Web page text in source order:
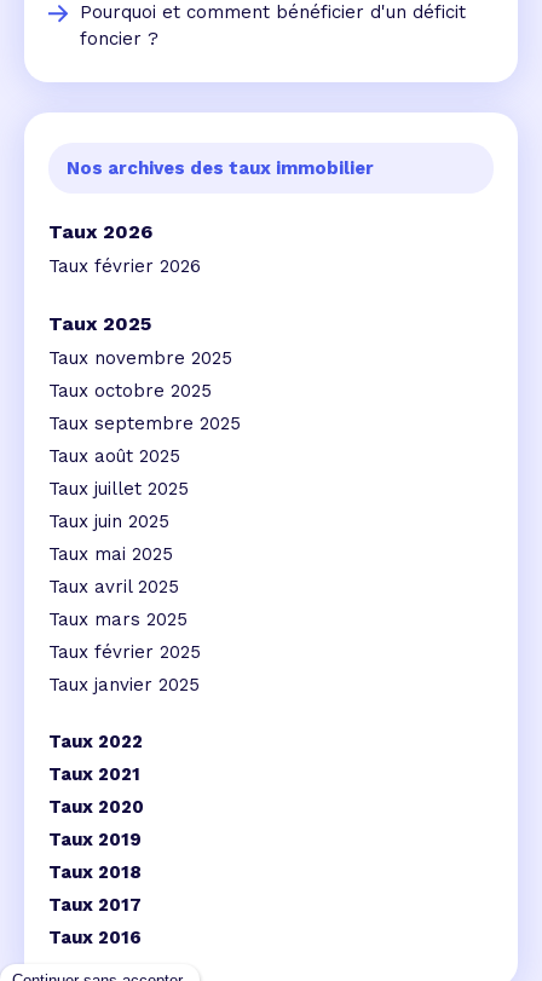
Pourquoi et comment bénéficier d'un déficit
foncier ?
Nos archives des taux immobilier
Taux 2026
Taux février 2026
Taux 2025
Taux novembre 2025
Taux octobre 2025
Taux septembre 2025
Taux août 2025
Taux juillet 2025
Taux juin 2025
Taux mai 2025
Taux avril 2025
Taux mars 2025
Taux février 2025
Taux janvier 2025
Taux 2022
Taux 2021
Taux 2020
Taux 2019
Taux 2018
Taux 2017
Taux 2016